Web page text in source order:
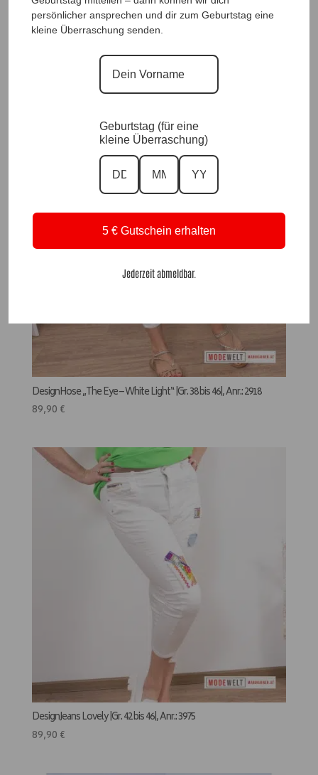
DesignJeans Blue Harmony |Gr. 42 bis 46|, Anr.: 2832
DesignHose „The Eye – White Light“ |Gr. 38 bis 46|, Anr.: 2918
89,90 €
DesignJeans Lovely |Gr. 42 bis 46|, Anr.: 3975
89,90 €
persönlicher ansprechen und dir zum Geburtstag eine
kleine Überraschung senden.
Geburtstag (für eine
kleine Überraschung)
5 € Gutschein erhalten
Jederzeit abmeldbar.